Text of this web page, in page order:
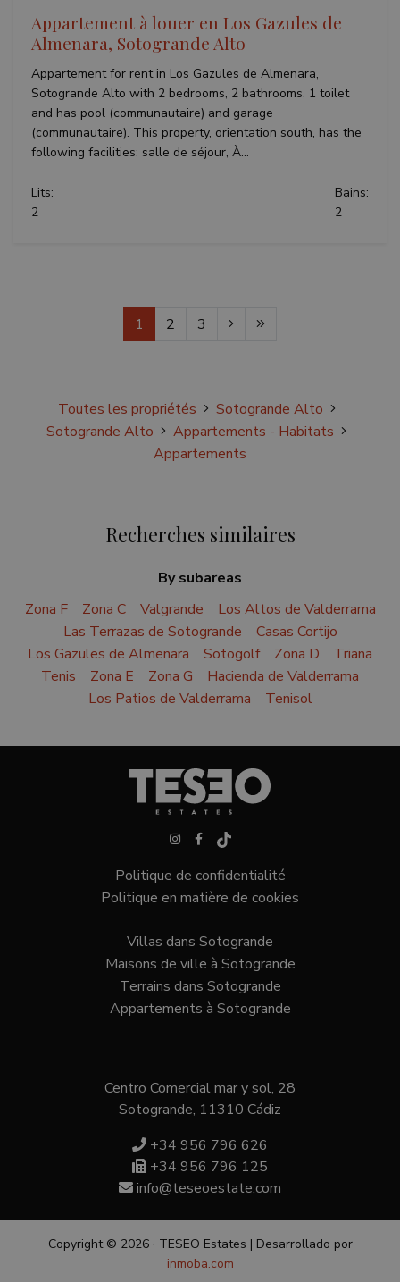
Appartement à louer en Los Gazules de
Almenara, Sotogrande Alto
Appartement for rent in Los Gazules de Almenara,
Sotogrande Alto with 2 bedrooms, 2 bathrooms, 1 toilet
and has pool (communautaire) and garage
(communautaire). This property, orientation south, has the
following facilities: salle de séjour, À...
Lits:
2
Bains:
2
1 2 3
Toutes les propriétés
Sotogrande Alto
Sotogrande Alto
Appartements - Habitats
Appartements
Recherches similaires
By subareas
Zona F
Zona C Valgrande
Los Altos de Valderrama
Las Terrazas de Sotogrande
Casas Cortijo
Los Gazules de Almenara
Sotogolf Zona D
Triana
Tenis
Zona E Zona G
Hacienda de Valderrama
Los Patios de Valderrama
Tenisol
Politique de confidentialité
Politique en matière de cookies
Villas dans Sotogrande
Maisons de ville à Sotogrande
Terrains dans Sotogrande
Appartements à Sotogrande
Centro Comercial mar y sol, 28
Sotogrande, 11310 Cádiz
+34 956 796 626
+34 956 796 125
info@teseoestate.com
Copyright © 2026 · TESEO Estates | Desarrollado por
inmoba.com